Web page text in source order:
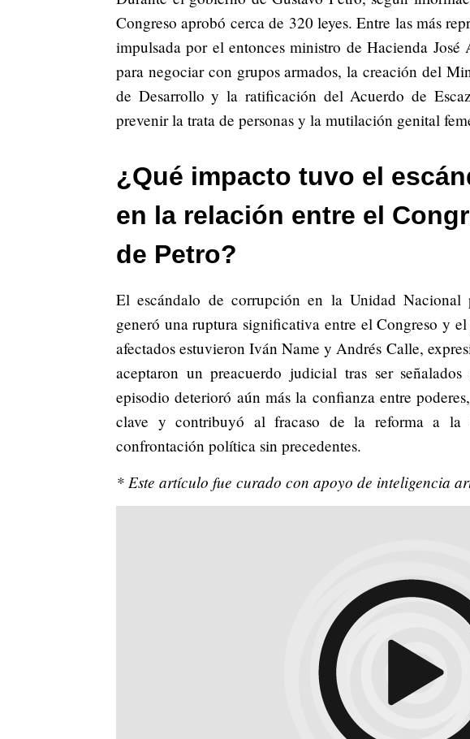
Congreso aprobó cerca de 320 leyes. Entre las más
impulsada por el entonces ministro de Hacienda
para negociar con grupos armados, la creación del
de Desarrollo y la ratificación del Acuerdo de
prevenir la trata de personas y la mutilación genital
¿Qué impacto tuvo el
en la relación entre el
de Petro?
El escándalo de corrupción en la Unidad
generó una ruptura significativa entre el Congreso y
afectados estuvieron Iván Name y Andrés Calle,
aceptaron un preacuerdo judicial tras ser
episodio deterioró aún más la confianza entre
clave y contribuyó al fracaso de la reforma a la
confrontación política sin precedentes.
* Este artículo fue curado con apoyo de inteligencia